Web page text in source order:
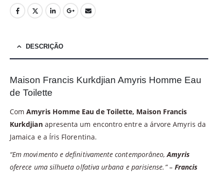
DESCRIÇÃO
Maison Francis Kurkdjian Amyris Homme Eau
de Toilette
ComAmyris Homme Eau de Toilette, Maison Francis
Kurkdjianapresenta um encontro entre a árvore Amyris da
Jamaica e a Íris Florentina.
“Em movimento e definitivamente contemporâneo,Amyris
oferece uma silhueta olfativa urbana e parisiense.” – Francis